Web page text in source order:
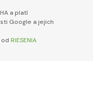
a platí
Google a jejich
RIESENIA